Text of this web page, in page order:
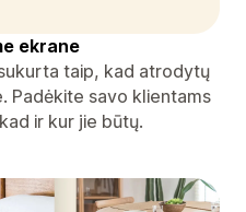
ekrane
sukurta taip, kad atrodytų
Padėkite savo klientams
ir kur jie būtų.